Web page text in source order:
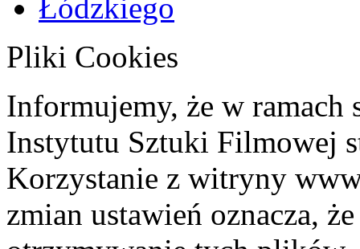
Pliki Cookies
Informujemy, że w ramach
Instytutu Sztuki Filmowej
Korzystanie z witryny
zmian ustawień oznacza,